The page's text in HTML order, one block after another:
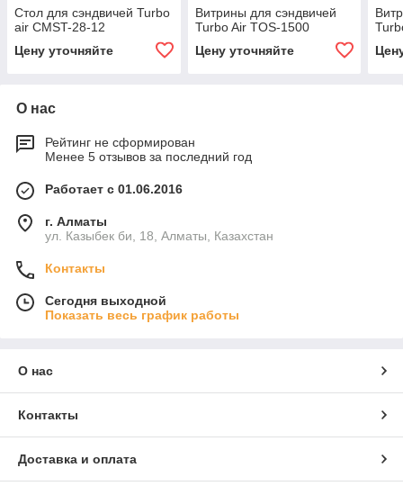
Стол для сэндвичей Turbo
air CMST-28-12
Цену уточняйте
Витрины для сэндвичей
Turbo Air TOS-1500
Цену уточняйте
О нас
Рейтинг не сформирован
Менее 5 отзывов за последний год
Работает с 01.06.2016
г. Алматы
ул. Казыбек би, 18, Алматы, Казахстан
Контакты
Сегодня выходной
Показать весь график работы
О нас
Контакты
Доставка и оплата